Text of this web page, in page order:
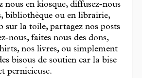
nous en kiosque, diffusez-nous
bibliothèque ou en librairie,
sur la toile, partagez nos posts
nous, faites nous des dons,
nos livres, ou simplement
bisous de soutien car la bise
pernicieuse.